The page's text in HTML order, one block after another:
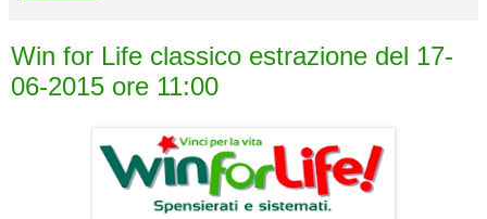
Win for Life classico estrazione del 17-
06-2015 ore 11:00